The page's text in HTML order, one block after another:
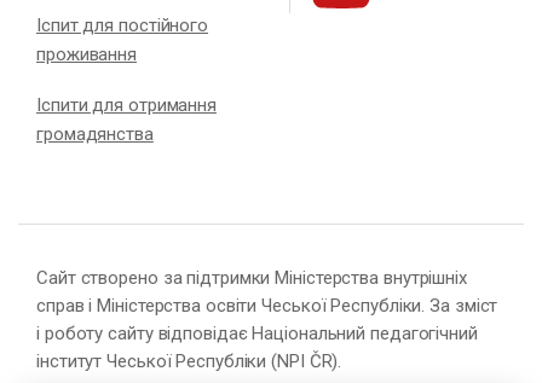
Іспит для постійного
проживання
Іспити для отримання
громадянства
Сайт створено за підтримки Міністерства внутрішніх
справ і Міністерства освіти Чеської Республіки. За зміст
і роботу сайту відповідає Національний педагогічний
інститут Чеської Республіки (NPI ČR).